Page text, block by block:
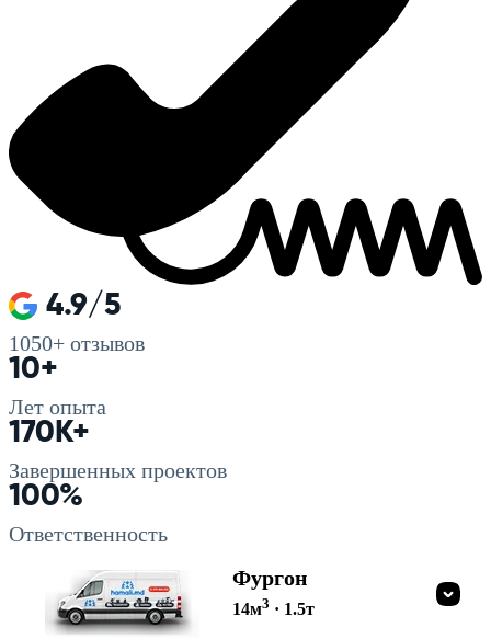
4.9/5
1050+ отзывов
10+
Лет опыта
170K+
Завершенных проектов
100%
Ответственность
Фургон
14м3 · 1.5т